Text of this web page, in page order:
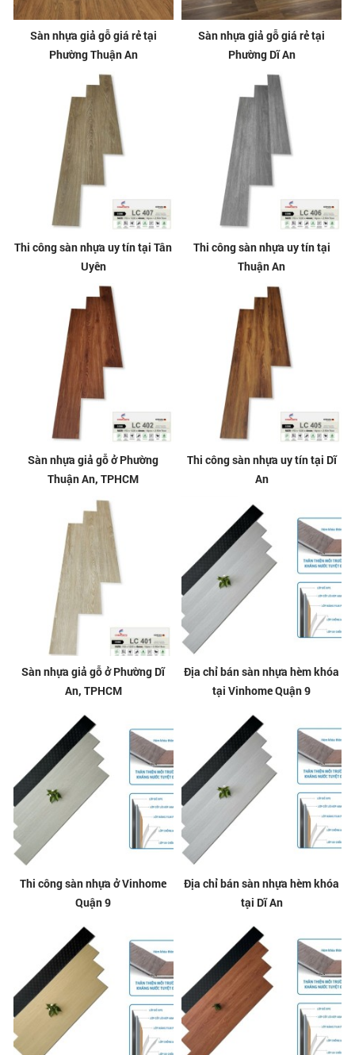
Sàn nhựa giả gỗ giá rẻ tại
Phường Thuận An
Sàn nhựa giả gỗ giá rẻ tại
Phường Dĩ An
Thi công sàn nhựa uy tín tại Tân
Uyên
Thi công sàn nhựa uy tín tại
Thuận An
Sàn nhựa giả gỗ ở Phường
Thuận An, TPHCM
Thi công sàn nhựa uy tín tại Dĩ
An
Sàn nhựa giả gỗ ở Phường Dĩ
An, TPHCM
Địa chỉ bán sàn nhựa hèm khóa
tại Vinhome Quận 9
Thi công sàn nhựa ở Vinhome
Quận 9
Địa chỉ bán sàn nhựa hèm khóa
tại Dĩ An